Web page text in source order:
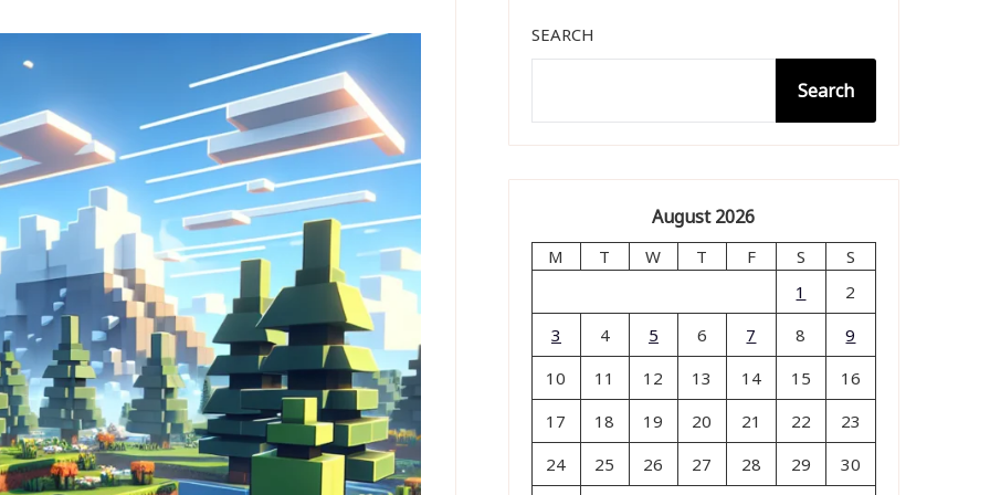
SEARCH
Search
August 2026
M T W T F S
S
1
2
3
4 5 6 7 8
9
10
11 12 13 14 15
16
17
18 19 20 21 22
23
24
25 26 27 28 29 30